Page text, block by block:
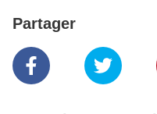
Partager